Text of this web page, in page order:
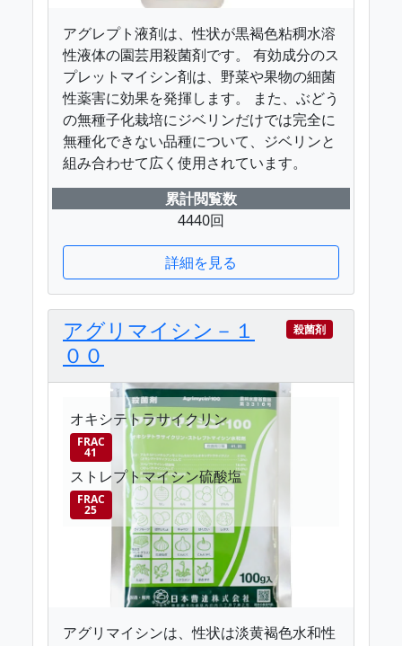
アグレプト液剤は、性状が黒褐色粘稠水溶
性液体の園芸用殺菌剤です。 有効成分のス
プレットマイシン剤は、野菜や果物の細菌
性薬害に効果を発揮します。 また、ぶどう
の無種子化栽培にジベリンだけでは完全に
無種化できない品種について、ジベリンと
組み合わせて広く使用されています。
累計閲覧数
4440回
詳細を見る
アグリマイシン－１
００
殺菌剤
オキシテトラサイクリン
FRAC
41
ストレプトマイシン硫酸塩
FRAC
25
アグリマイシンは、性状は淡黄褐色水和性